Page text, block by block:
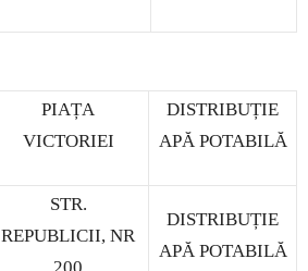
PIAȚA
VICTORIEI
DISTRIBUȚIE
APĂ POTABILĂ
STR.
REPUBLICII, NR
DISTRIBUȚIE
APĂ POTABILĂ